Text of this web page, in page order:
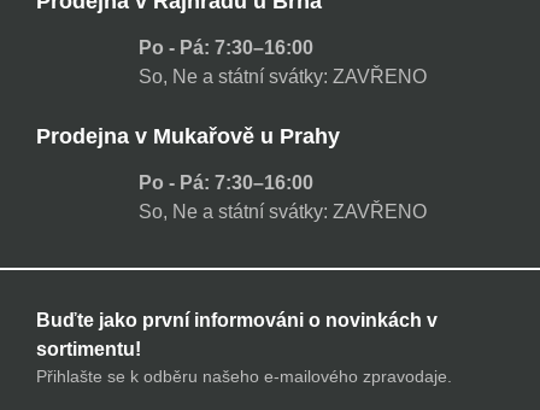
Po - Pá: 7:30–16:00
So, Ne a státní svátky: ZAVŘENO
Prodejna v Mukařově u Prahy
Po - Pá: 7:30–16:00
So, Ne a státní svátky: ZAVŘENO
Buďte jako první informováni o novinkách v
sortimentu!
Přihlašte se k odběru našeho e-mailového zpravodaje.